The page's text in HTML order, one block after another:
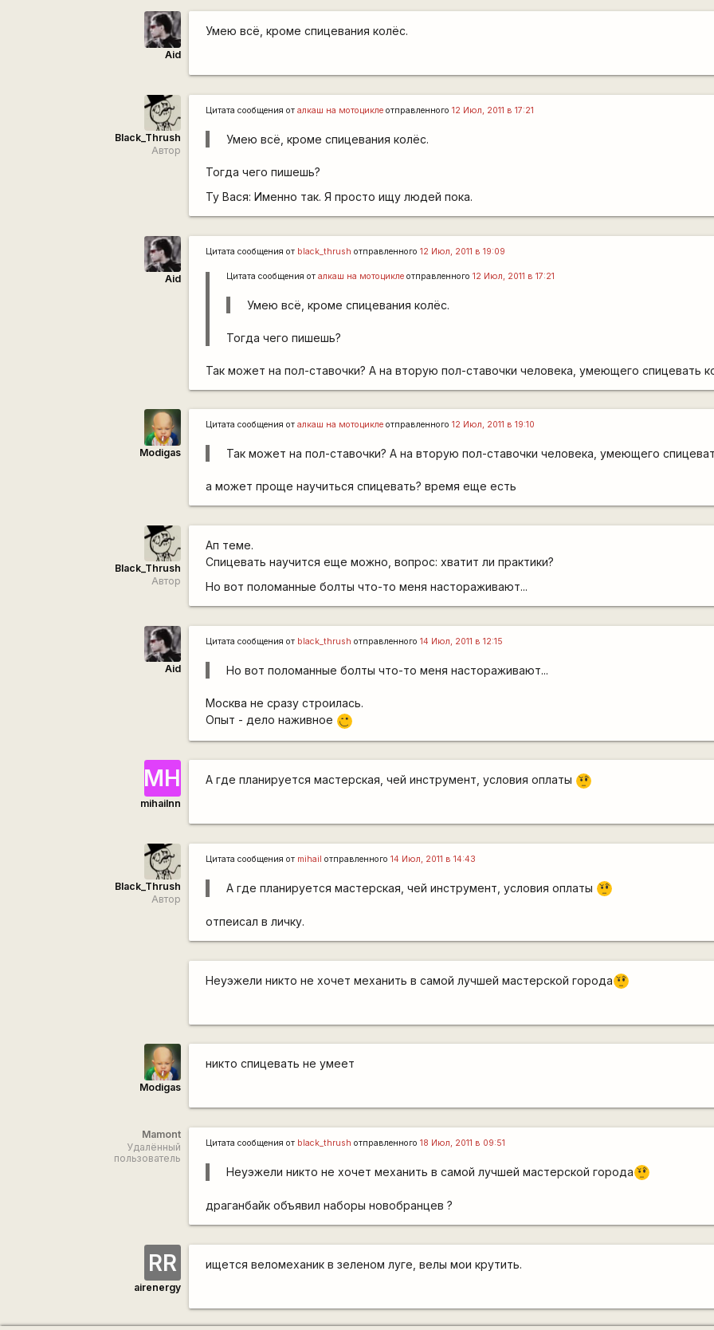
Aid
Умею всё, кроме спицевания колёс.
Black_Thrush
Автор
Цитата сообщения оталкаш на мотоцикле отправленного12 Июл, 2011 в 17:21
Умею всё, кроме спицевания колёс.
Тогда чего пишешь?
Ту Вася: Именно так. Я просто ищу людей пока.
Aid
Цитата сообщения от black_thrush отправленного12 Июл, 2011 в 19:09
Цитата сообщения оталкаш на мотоцикле отправленного12 Июл, 2011 в 17:21
Умею всё, кроме спицевания колёс.
Тогда чего пишешь?
Так может на пол-ставочки? А на вторую пол-ставочки человека, умеющего спицевать
Modigas
Цитата сообщения оталкаш на мотоцикле отправленного12 Июл, 2011 в 19:10
Так может на пол-ставочки? А на вторую пол-ставочки человека, умеющего
а может проще научиться спицевать? время еще есть
Black_Thrush
Автор
Ап теме.
Спицевать научится еще можно, вопрос: хватит ли практики?
Но вот поломанные болты что-то меня настораживают...
Aid
Цитата сообщения от black_thrush отправленного14 Июл, 2011 в 12:15
Но вот поломанные болты что-то меня настораживают...
Москва не сразу строилась.
Опыт - дело наживное
;)
МН
mihailnn
А где планируется мастерская, чей инструмент, условия оплаты ???
Black_Thrush
Автор
Цитата сообщения от mihail отправленного14 Июл, 2011 в 14:43
А где планируется мастерская, чей инструмент, условия оплаты ???
отпеисал в личку.
Неуэжели никто не хочет механить в самой лучшей мастерской города???
Modigas
никто спицевать не умеет
Mamont
Удалённый
пользователь
Цитата сообщения от black_thrush отправленного18 Июл, 2011 в 09:51
Неуэжели никто не хочет механить в самой лучшей мастерской города???
драганбайк объявил наборы новобранцев ?
RR
airenergy
ищется веломеханик в зеленом луге, велы мои крутить.